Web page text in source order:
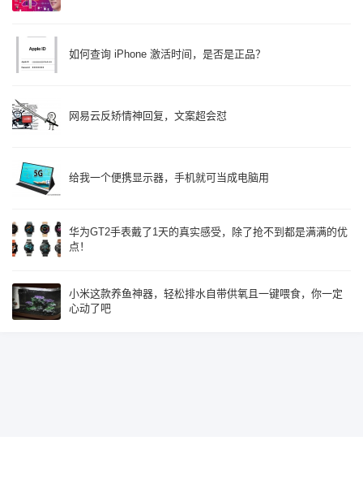
如何查询 iPhone 激活时间，是否是正品？
网易云反矫情神回复，文案超会怼
给我一个便携显示器，手机就可当成电脑用
华为GT2手表戴了1天的真实感受，除了抢不到都是满满的优
点！
小米这款养鱼神器，轻松排水自带供氧且一键喂食，你一定
心动了吧